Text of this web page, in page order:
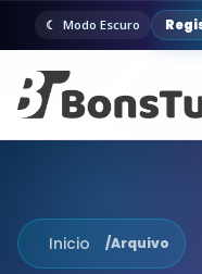
Modo Escuro
Inicio /Arquivo